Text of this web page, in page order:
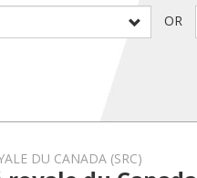
OR
DU CANADA (SRC)